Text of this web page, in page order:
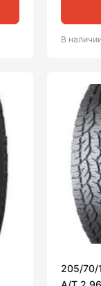
В
205/70/